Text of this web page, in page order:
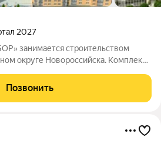
2027
занимается строительством
округе Новороссийска. Комплекс
от Суджукской косы.
Позвонить